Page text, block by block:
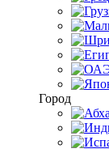
Город